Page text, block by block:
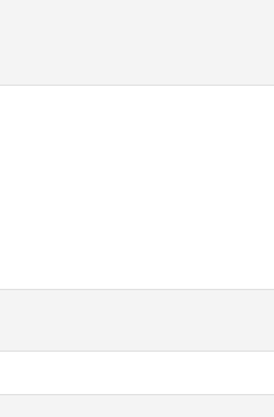
맞춰 재배치하는 작은 사